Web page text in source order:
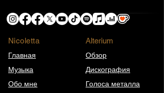
Nicoletta
Главная
Музыка
Обо мне
​Alterium
Обзор
Дискография
Голоса металла